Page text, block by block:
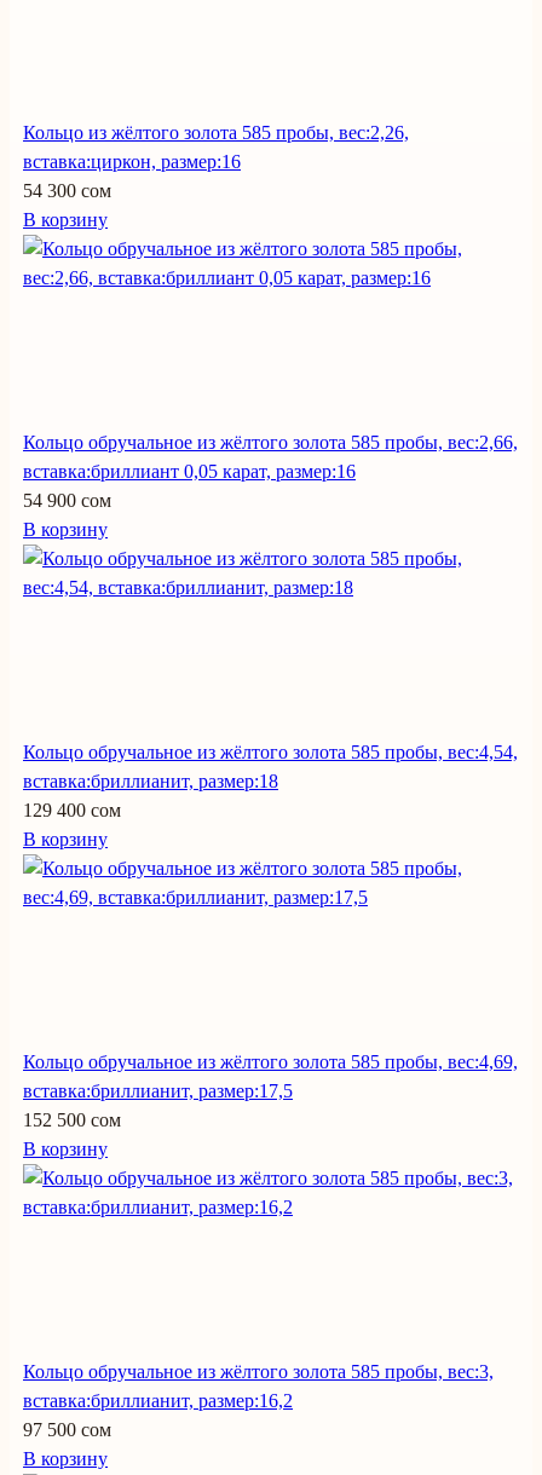
Кольцо из жёлтого золота 585 пробы, вес:2,26,
вставка:циркон, размер:16
54 300 сом
В корзину
Кольцо обручальное из жёлтого золота 585 пробы, вес:2,66,
вставка:бриллиант 0,05 карат, размер:16
54 900 сом
В корзину
Кольцо обручальное из жёлтого золота 585 пробы, вес:4,54,
вставка:бриллианит, размер:18
129 400 сом
В корзину
Кольцо обручальное из жёлтого золота 585 пробы, вес:4,69,
вставка:бриллианит, размер:17,5
152 500 сом
В корзину
Кольцо обручальное из жёлтого золота 585 пробы, вес:3,
вставка:бриллианит, размер:16,2
97 500 сом
В корзину